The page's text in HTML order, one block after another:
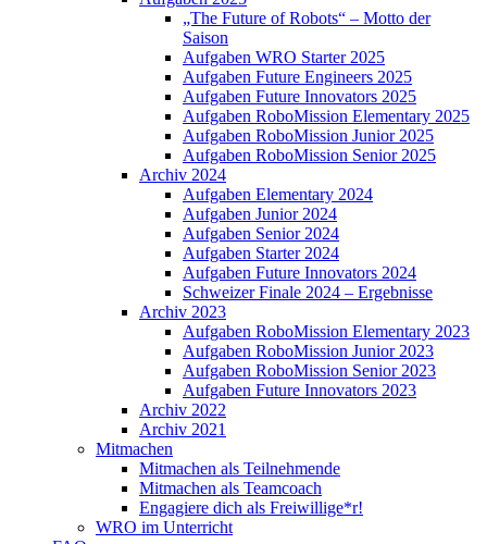
„The Future of Robots“ – Motto der
Saison
Aufgaben WRO Starter 2025
Aufgaben Future Engineers 2025
Aufgaben Future Innovators 2025
Aufgaben RoboMission Elementary 2025
Aufgaben RoboMission Junior 2025
Aufgaben RoboMission Senior 2025
Archiv 2024
Aufgaben Elementary 2024
Aufgaben Junior 2024
Aufgaben Senior 2024
Aufgaben Starter 2024
Aufgaben Future Innovators 2024
Schweizer Finale 2024 – Ergebnisse
Archiv 2023
Aufgaben RoboMission Elementary 2023
Aufgaben RoboMission Junior 2023
Aufgaben RoboMission Senior 2023
Aufgaben Future Innovators 2023
Archiv 2022
Archiv 2021
Mitmachen
Mitmachen als Teilnehmende
Mitmachen als Teamcoach
Engagiere dich als Freiwillige*r!
WRO im Unterricht